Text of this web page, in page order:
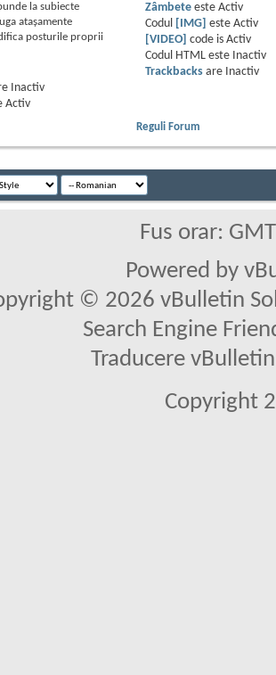
la subiecte
ataşamente
posturile proprii
Zâmbeteeste Activ
Codul
[IMG] este Activ
[VIDEO]
code is Activ
Codul HTML este
Inactiv
Trackbacksare
Inactiv
Inactiv
Activ
Reguli Forum
Fus orar:
Powered by
© 2026 vBulletin
Search Engine
Traducere
Copyright